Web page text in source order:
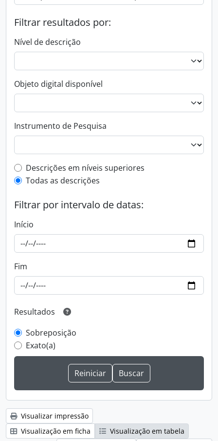
Filtrar resultados por:
Nível de descrição
Objeto digital disponível
Instrumento de Pesquisa
Filtro de descrição de nível superior
Descrições em níveis superiores
Todas as descrições
Filtrar por intervalo de datas:
Início
Fim
Resultados
Sobreposição
Exato(a)
Visualizar impressão
Visualização em ficha
Visualização em tabela